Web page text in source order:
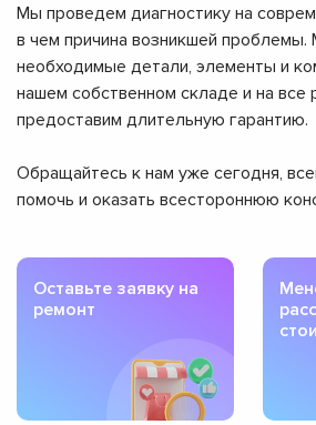
Мы проведем диагностику на
в чем причина возникшей
необходимые детали, элементы и
нашем собственном складе и на все
предоставим длительную гарантию.
Обращайтесь к нам уже сегодня,
помочь и оказать всестороннюю
Оставьте заявку на
ремонт